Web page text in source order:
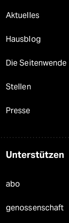
Aktuelles
Hausblog
Die Seitenwende
Stellen
Presse
Unterstützen
abo
genossenschaft